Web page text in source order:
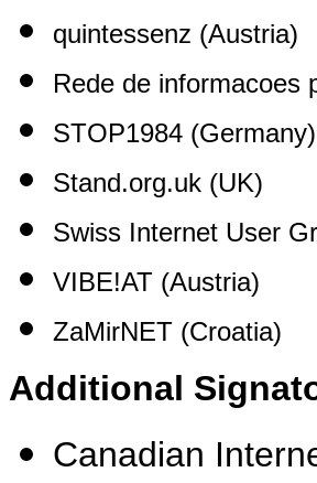
quintessenz (Austria)
Rede de informacoes
STOP1984 (Germany)
Stand.org.uk (UK)
Swiss Internet User
VIBE!AT (Austria)
ZaMirNET (Croatia)
Additional
Canadian